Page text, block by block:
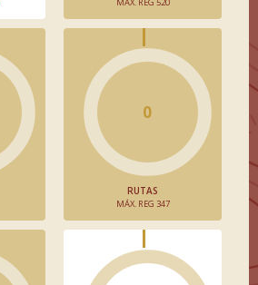
0
RUTAS
MÁX. REG 347